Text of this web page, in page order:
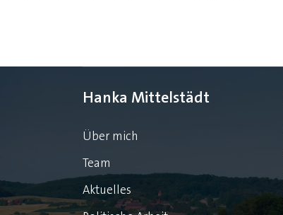
Hanka Mittelstädt
Über mich
Team
Aktuelles